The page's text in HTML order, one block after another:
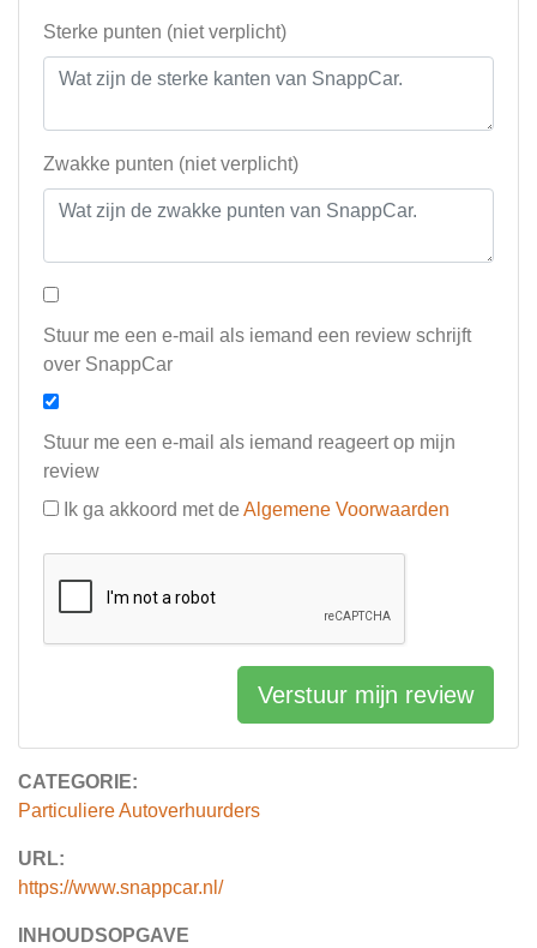
CATEGORIE:
Particuliere Autoverhuurders
URL:
https://www.snappcar.nl/
INHOUDSOPGAVE
Sterke punten (niet verplicht)
Zwakke punten (niet verplicht)
Stuur me een e-mail als iemand een review schrijft
over SnappCar
Stuur me een e-mail als iemand reageert op mijn
review
Ik ga akkoord met de Algemene Voorwaarden
Verstuur mijn review